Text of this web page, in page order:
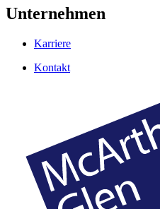
Unternehmen
Karriere
Kontakt